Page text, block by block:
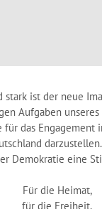
stark ist der neue
Aufgaben unseres
für das Engagement
Demokratie eine
Für die Heimat,
für die Freiheit,